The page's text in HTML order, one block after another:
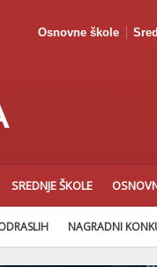
Osnovne škole
SREDNJE ŠKOLE
NAGRADNI